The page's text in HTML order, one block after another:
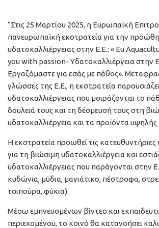
“Στις 25 Μαρτίου 2025, η Ευρωπαϊκή
πανευρωπαϊκή εκστρατεία για την
υδατοκαλλιέργειας στην Ε.Ε.: « Eu
you with passion- Υδατοκαλλιέργεια στην
Εργαζόμαστε για εσάς με πάθος».
γλώσσες της Ε.Ε., η εκστρατεία
υδατοκαλλιέργειας που μοιράζονται το
δουλειά τους και τη δέσμευσή τους στη
υδατοκαλλιέργεια και τα προϊόντα υψηλής
Η εκστρατεία προωθεί τις κατευθυντήριες
για τη βιώσιμη υδατοκαλλιέργεια και
υδατοκαλλιέργειας που παράγονται στην
κυδώνια, μύδια, μαγιάτικο, πέστροφα,
τσιπούρα, φύκια).
Μέσω εμπνευσμένων βίντεο και
περιεχομένου, το κοινό θα κατανοήσει